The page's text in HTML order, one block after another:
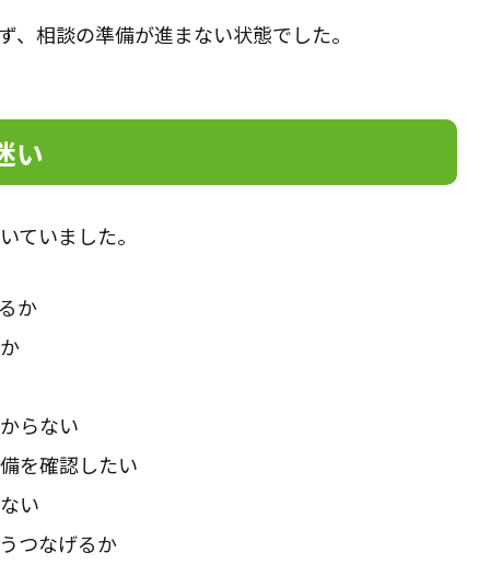
相談の準備が進まない状態でした。
い
ていました。
か
らない
を確認したい
い
つなげるか